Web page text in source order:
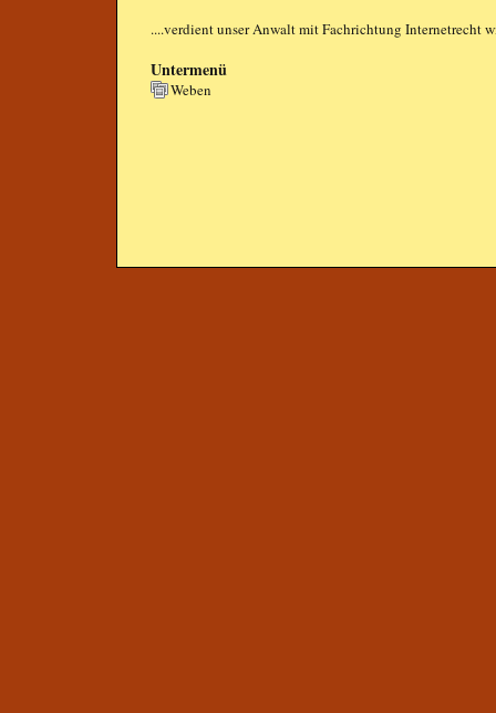
....verdient unser Anwalt mit Fachrichtung Internetrecht
Untermenü
Weben